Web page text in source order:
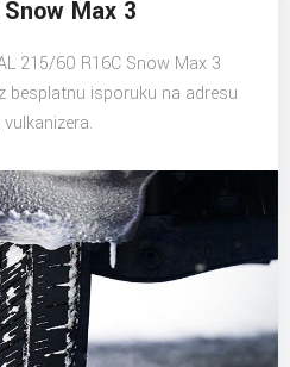
Max 3
215/60 R16C Snow Max 3
isporuku na adresu